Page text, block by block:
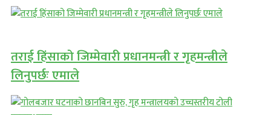
तराई हिंसाको जिम्मेवारी प्रधानमन्त्री र गृहमन्त्रीले
लिनुपर्छः एमाले